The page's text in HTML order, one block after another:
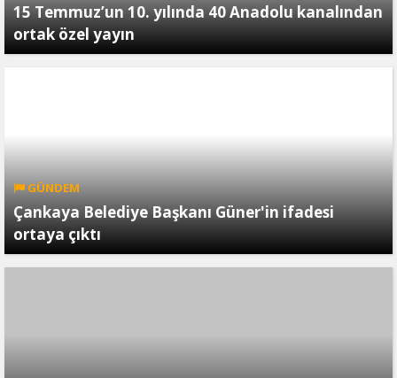
15 Temmuz’un 10. yılında 40 Anadolu kanalından
ortak özel yayın
GÜNDEM
Çankaya Belediye Başkanı Güner'in ifadesi
ortaya çıktı